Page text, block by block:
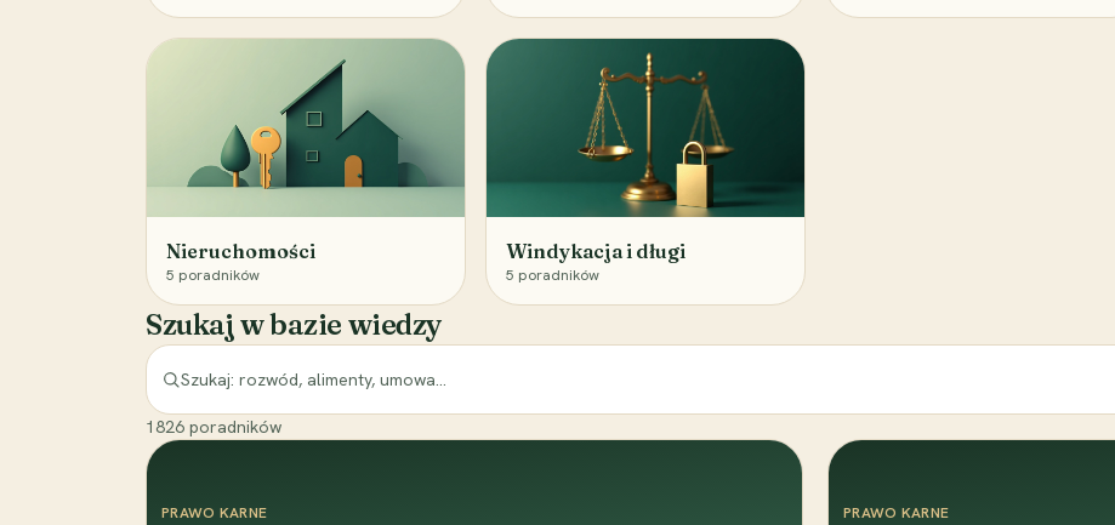
Nieruchomości
5 poradników
Windykacja i długi
5 poradników
Szukaj w bazie wiedzy
1826 poradników
PRAWO KARNE PRAWO KARNE